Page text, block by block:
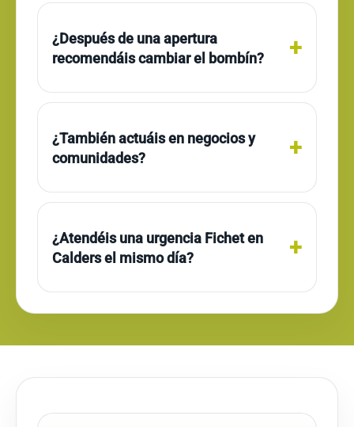
¿Después de una apertura
recomendáis cambiar el bombín?
¿También actuáis en negocios y
comunidades?
¿Atendéis una urgencia Fichet en
Calders el mismo día?